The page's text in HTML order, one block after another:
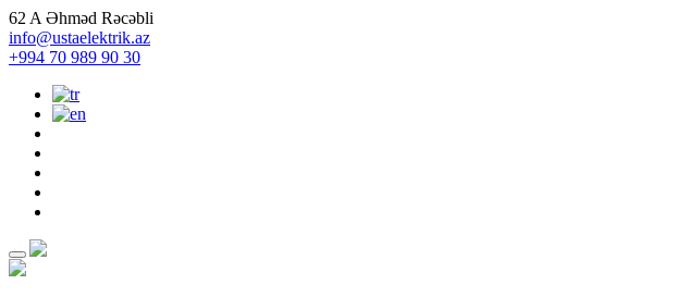
62 A Əhməd Rəcəbli
info@ustaelektrik.az
+994 70 989 90 30